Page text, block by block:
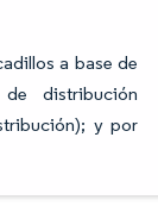
a base de
distribución
y por